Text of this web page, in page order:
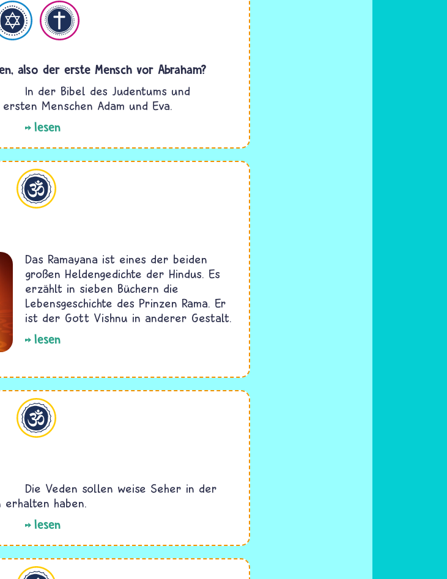
also der erste Mensch vor Abraham?
In der Bibel des Judentums und
Menschen Adam und Eva.
lesen
Das Ramayana ist eines der beiden
großen Heldengedichte der Hindus. Es
erzählt in sieben Büchern die
Lebensgeschichte des Prinzen Rama. Er
ist der Gott Vishnu in anderer Gestalt.
lesen
Die Veden sollen weise Seher in der
haben.
lesen